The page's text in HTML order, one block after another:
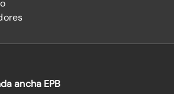
ancha EPB